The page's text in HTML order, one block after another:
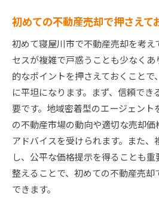
売却プロセスを理解する
スムーズな取引のための
取引をスムーズに進める
売却後の手続きを知って
取引をスムーズにするた
スムーズな売却を実現す
ト
成功するための寝屋川市不動
初めての不動産売却で押さえて
初めて寝屋川市で不動産売却を考え
セスが複雑で戸惑うことも少なく
的なポイントを押さえておくこと
に平坦になります。まず、信頼で
要です。地域密着型のエージェント
の不動産市場の動向や適切な売却
アドバイスを受けられます。また
し、公平な価格提示を得ることも
整えることで、初めての不動産売
できます。